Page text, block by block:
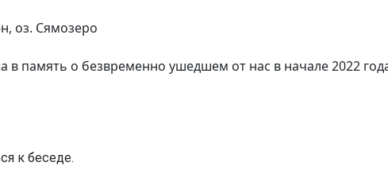
оз. Сямозеро
в память о безвременно ушедшем от нас в начале 2022
к беседе.